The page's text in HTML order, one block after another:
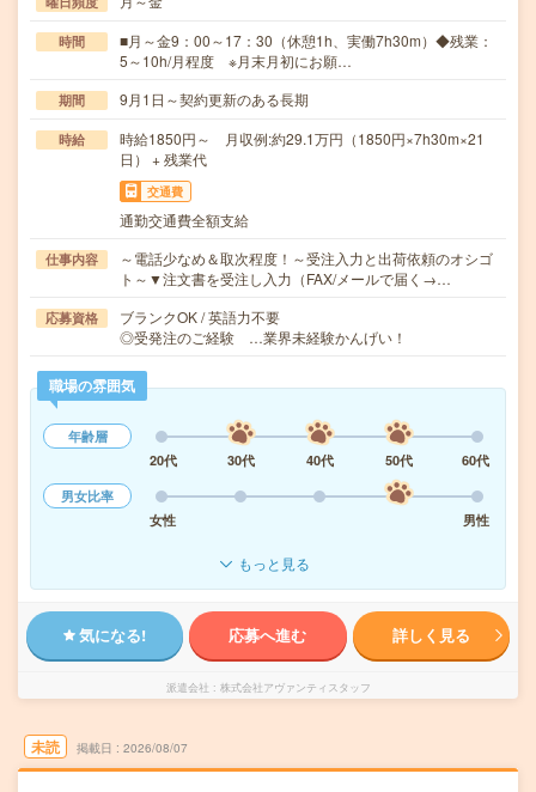
時間
■月～金9：00～17：30（休憩1h、実働7h30m）◆残業：
5～10h/月程度 ※月末月初にお願…
期間 9月1日～契約更新のある長期
時給
時給1850円～ 月収例:約29.1万円（1850円×7h30m×21
日） + 残業代
交通費
通勤交通費全額支給
仕事内容
～電話少なめ＆取次程度！～受注入力と出荷依頼のオシゴ
ト～▼注文書を受注し入力（FAX/メールで届く→…
応募資格
ブランクOK / 英語力不要
◎受発注のご経験 …業界未経験かんげい！
職場の雰囲気
年齢層
20代
30代 40代 50代
60代
男女比率
女性
男性
もっと見る
気になる! 応募へ進む 詳しく見る
派遣会社 株式会社アヴァンティスタッフ
未読 掲載日 2026/08/07